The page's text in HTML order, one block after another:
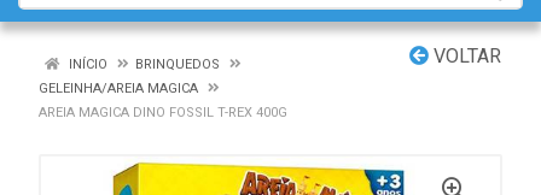
VOLTAR
INÍCIO
BRINQUEDOS
GELEINHA/AREIA MAGICA
AREIA MAGICA DINO FOSSIL T-REX 400G